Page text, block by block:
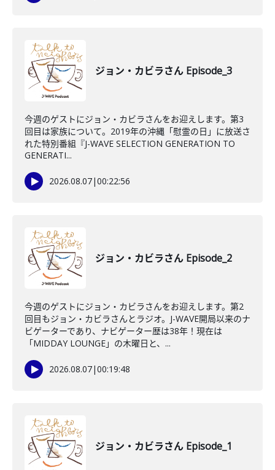
ジョン・カビラさん Episode_3
今週のゲストにジョン・カビラさんをお迎えします。第3
回目は家族について。2019年の沖縄「慰霊の日」に放送さ
れた特別番組『J-WAVE SELECTION GENERATION TO
GENERATI...
2026.08.07|00:22:56
ジョン・カビラさん Episode_2
今週のゲストにジョン・カビラさんをお迎えします。第2
回目もジョン・カビラさんとラジオ。J-WAVE開局以来のナ
ビゲーターであり、ナビゲーター歴は38年！現在は
「MIDDAY LOUNGE」の木曜日と、...
2026.08.07|00:19:48
ジョン・カビラさん Episode_1